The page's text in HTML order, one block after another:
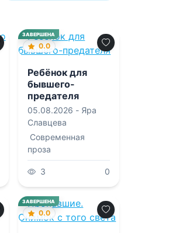
ЗАВЕРШЕНА
0.0
Ребёнок для
бывшего-
предателя
05.08.2026 - Яра
Славцева
Современная
проза
3 0
ЗАВЕРШЕНА
0.0